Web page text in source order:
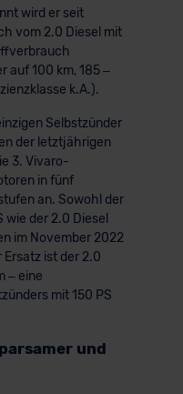
wird er seit
vom 2.0 Diesel mit
auf 100 km, 185 –
k.A.).
Selbstzünder
der letztjährigen
3. Vivaro-
in fünf
an. Sowohl der
wie der 2.0 Diesel
im November 2022
ist der 2.0
– eine
mit 150 PS
und